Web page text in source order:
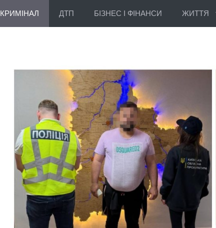
КРИМІНАЛ ДТП БІЗНЕС І ФІНАНСИ ЖИТТЯ